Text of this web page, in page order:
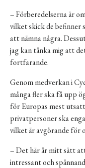
– Förberedelserna är
vilket skick de befinner
att nämna några.
jag kan tänka mig att
fortfarande.
Genom medverkan i
många fler ska få upp
för Europas mest
privatpersoner ska
vilket är avgörande för
– Det här är mitt sätt
intressant och